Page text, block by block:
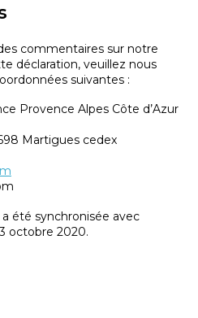
commentaires sur notre
déclaration, veuillez nous
suivantes :
Provence Alpes Côte d’Azur
Martigues cedex
été synchronisée avec
octobre 2020.